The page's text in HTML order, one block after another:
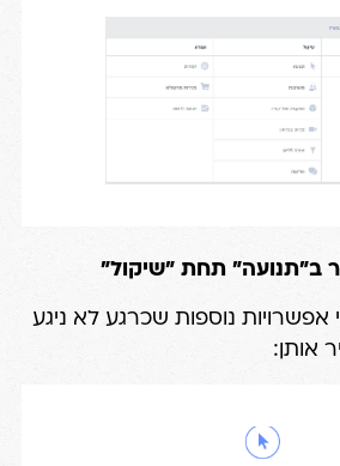
ב"תנועה" תחת "שיקול"
נוספות שכרגע לא ניגע
אותן: